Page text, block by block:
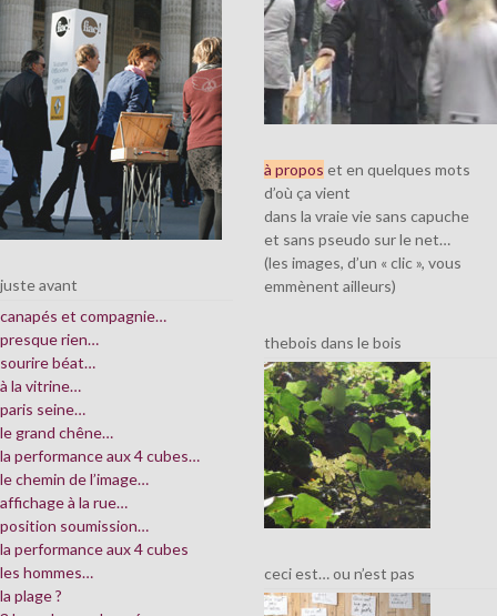
juste avant
canapés et compagnie…
presque rien…
sourire béat…
à la vitrine…
paris seine…
le grand chêne…
la performance aux 4 cubes…
le chemin de l’image…
affichage à la rue…
position soumission…
la performance aux 4 cubes
les hommes…
la plage ?
à propos et en quelques mots
d’où ça vient
dans la vraie vie sans capuche
et sans pseudo sur le net…
(les images, d’un « clic », vous
emmènent ailleurs)
thebois dans le bois
ceci est… ou n’est pas